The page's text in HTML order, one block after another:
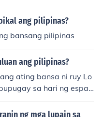
yaman na maaaring m
na dinaranas ng
magagandang tanawi
tawag na ito ay nag
mayaman sa tradisyon
ay simbol
Pilipinas sa rehiyon ng
ang pilipinas?
bansang pilipinas
ang pilipinas?
ating bansa ni ruy Lo
sa hari ng espan
ng mga lupain sa